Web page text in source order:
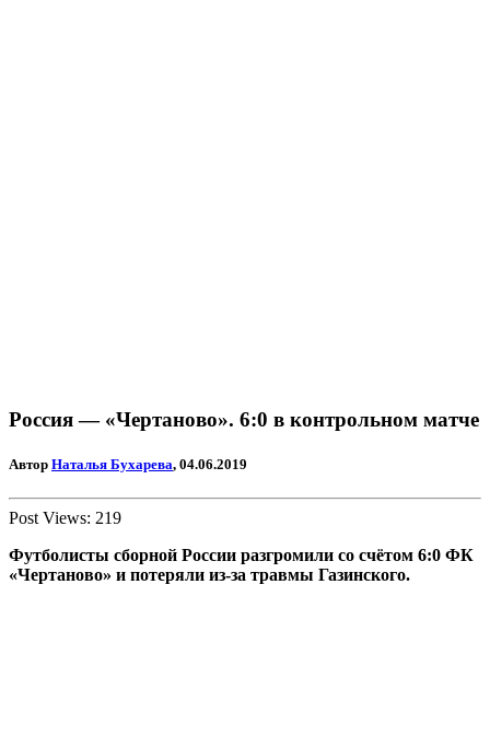
Россия — «Чертаново». 6:0 в контрольном матче
Автор Наталья Бухарева, 04.06.2019
Post Views: 219
Футболисты сборной России разгромили со счётом 6:0 ФК
«Чертаново» и потеряли из-за травмы Газинского.